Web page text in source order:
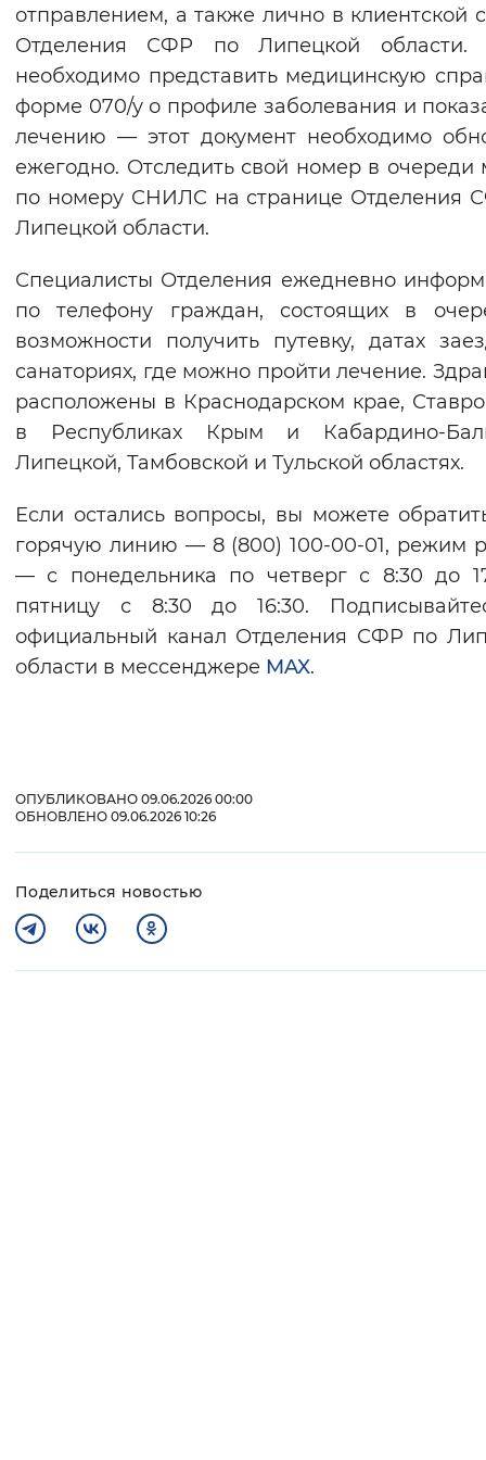
отправлением, а также лично в клиентской
Отделения СФР по Липецкой области.
необходимо представить медицинскую
форме 070/у о профиле заболевания и
лечению — этот документ необходимо
ежегодно. Отследить свой номер в очереди
по номеру СНИЛС на странице Отделения
Липецкой области.
Специалисты Отделения ежедневно
по телефону граждан, состоящих в
возможности получить путевку, датах
санаториях, где можно пройти лечение.
расположены в Краснодарском крае,
в Республиках Крым и Кабардино-
Липецкой, Тамбовской и Тульской областях.
Если остались вопросы, вы можете
горячую линию — 8 (800) 100-00-01, режим
— с понедельника по четверг с 8:30 до
пятницу с 8:30 до 16:30.
официальный канал Отделения СФР по
области в мессенджере MAX.
ОПУБЛИКОВАНО 09.06.2026 00:00
ОБНОВЛЕНО 09.06.2026 10:26
Поделиться новостью